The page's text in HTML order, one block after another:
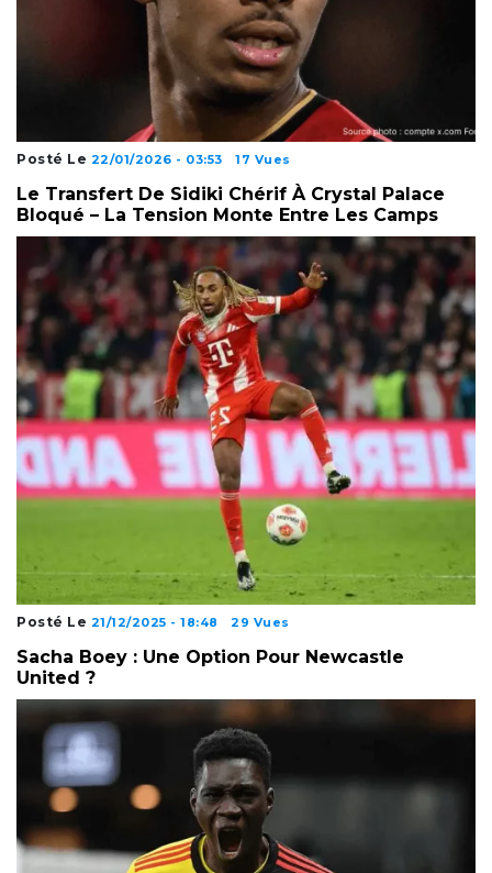
Posté Le 22/01/2026 - 03:53 17 Vues
Le Transfert De Sidiki Chérif À Crystal Palace
Bloqué – La Tension Monte Entre Les Camps
Posté Le 21/12/2025 - 18:48 29 Vues
Sacha Boey : Une Option Pour Newcastle
United ?